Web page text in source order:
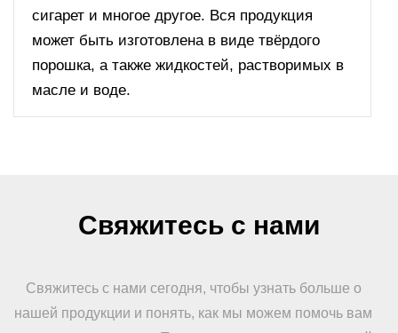
сигарет и многое другое. Вся продукция
может быть изготовлена в виде твёрдого
порошка, а также жидкостей, растворимых в
масле и воде.
Свяжитесь с нами
Свяжитесь с нами сегодня, чтобы узнать больше о
нашей продукции и понять, как мы можем помочь вам